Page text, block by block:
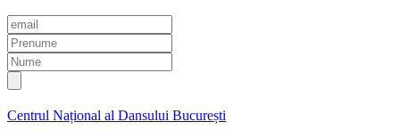
E
m
a
i
l
P
r
e
n
m
N
u
m
e
Centrul Național al Dansului București